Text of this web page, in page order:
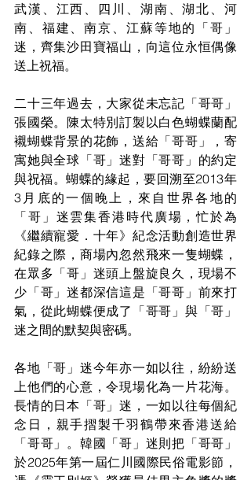
武漢、江西、四川、湖南、湖北、河
南、福建、南京、江蘇等地的「哥」
迷，齊集沙田寶福山，向這位永恒偶像
送上祝福。
二十三年過去，大家從未忘記「哥哥」
張國榮。陳太特別訂製以白色蝴蝶蘭配
襯蝴蝶背景的花飾，送給「哥哥」，寄
寓她與全球「哥」迷對「哥哥」的約定
與祝福。蝴蝶的緣起，要回溯至2013年
3月底的一個晚上，來自世界各地的
「哥」迷雲集香港時代廣場，忙於為
《繼續寵愛．十年》紀念活動創造世界
紀錄之際，商場內忽然飛來一隻蝴蝶，
在眾多「哥」迷頭上盤旋良久，現場不
少「哥」迷都深信這是「哥哥」前來打
氣，從此蝴蝶便成了「哥哥」與「哥」
迷之間的默契與密碼。
各地「哥」迷今年亦一如以往，紛紛送
上他們的心意，令現場化為一片花海。
長情的日本「哥」迷，一如以往每個紀
念日，親手摺製千羽鶴帶來香港送給
「哥哥」。韓國「哥」迷則把「哥哥」
於2025年第一屆仁川國際民俗電影節，